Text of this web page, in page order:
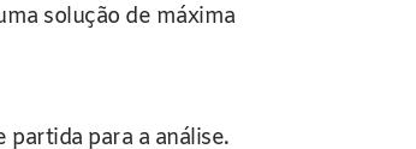
solução de máxima
partida para a análise.